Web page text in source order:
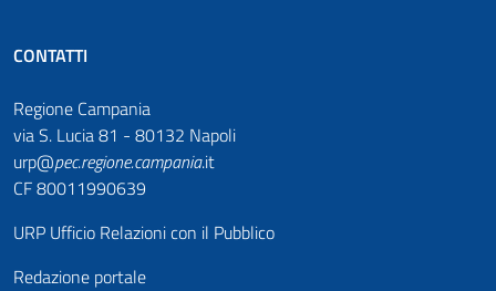
CONTATTI
Regione Campania
via S. Lucia 81 - 80132 Napoli
urp@pec.regione.campania.it
CF 80011990639
URP Ufficio Relazioni con il Pubblico
Redazione portale